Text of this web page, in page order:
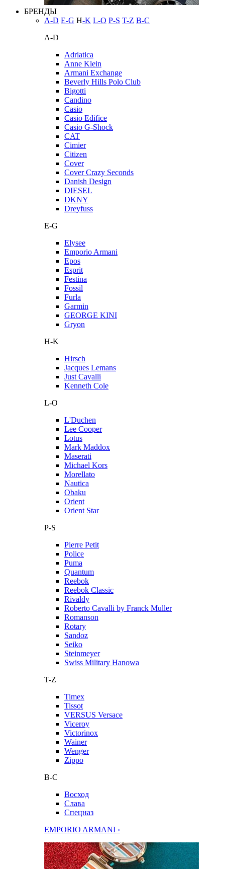
БРЕНДЫ
A-D E-G H-K L-O P-S T-Z В-С
A-D
Adriatica
Anne Klein
Armani Exchange
Beverly Hills Polo Club
Bigotti
Candino
Casio
Casio Edifice
Casio G-Shock
CAT
Cimier
Citizen
Cover
Cover Crazy Seconds
Danish Design
DIESEL
DKNY
Dreyfuss
E-G
Elysee
Emporio Armani
Epos
Esprit
Festina
Fossil
Furla
Garmin
GEORGE KINI
Gryon
H-K
Hirsch
Jacques Lemans
Just Cavalli
Kenneth Cole
L-O
L'Duchen
Lee Cooper
Lotus
Mark Maddox
Maserati
Michael Kors
Morellato
Nautica
Obaku
Orient
Orient Star
P-S
Pierre Petit
Police
Puma
Quantum
Reebok
Reebok Classic
Rivaldy
Roberto Cavalli by Franck Muller
Romanson
Rotary
Sandoz
Seiko
Steinmeyer
Swiss Military Hanowa
T-Z
Timex
Tissot
VERSUS Versace
Viceroy
Victorinox
Wainer
Wenger
Zippo
В-С
Восход
Слава
Спецназ
EMPORIO ARMANI ›